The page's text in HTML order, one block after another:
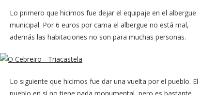
Lo primero que hicimos fue dejar el equipaje en el albergue
municipal. Por 6 euros por cama el albergue no está mal,
además las habitaciones no son para muchas personas.
Lo siguiente que hicimos fue dar una vuelta por el pueblo. El